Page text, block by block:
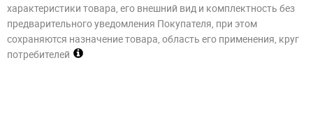
характеристики товара, его внешний вид и комплектность без
предварительного уведомления Покупателя, при этом
сохраняются назначение товара, область его применения, круг
потребителей